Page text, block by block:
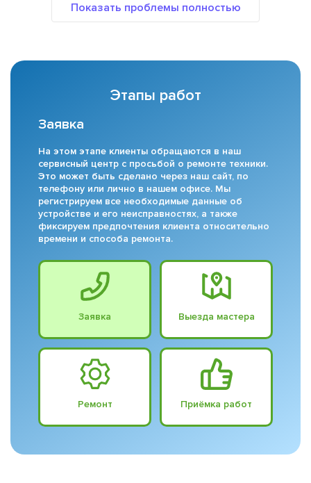
Этапы работ
Заявка
На этом этапе клиенты обращаются в наш
сервисный центр с просьбой о ремонте техники.
Это может быть сделано через наш сайт, по
телефону или лично в нашем офисе. Мы
регистрируем все необходимые данные об
устройстве и его неисправностях, а также
фиксируем предпочтения клиента относительно
времени и способа ремонта.
Заявка Выезда мастера
Ремонт Приёмка работ